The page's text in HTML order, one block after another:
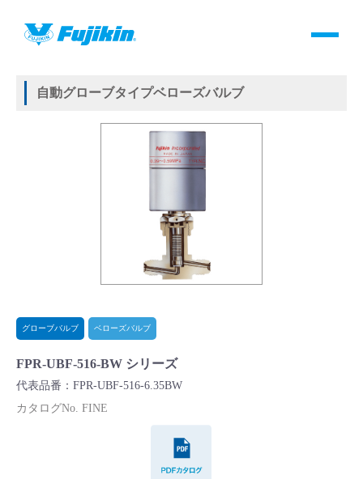
製品情報
バルブ・継手・システムを探す
製品カタログダウンロード
よくあるご質問(FAQ)・用語集
Cv値・流量計算ツール
バルブと継手のきほん
HOME 製品情報
自動グローブタイプベローズバルブ
グローブバルブ ベローズバルブ
FPR-UBF-516-BW シリーズ
代表品番：FPR-UBF-516-6.35BW
カタログNo. FINE